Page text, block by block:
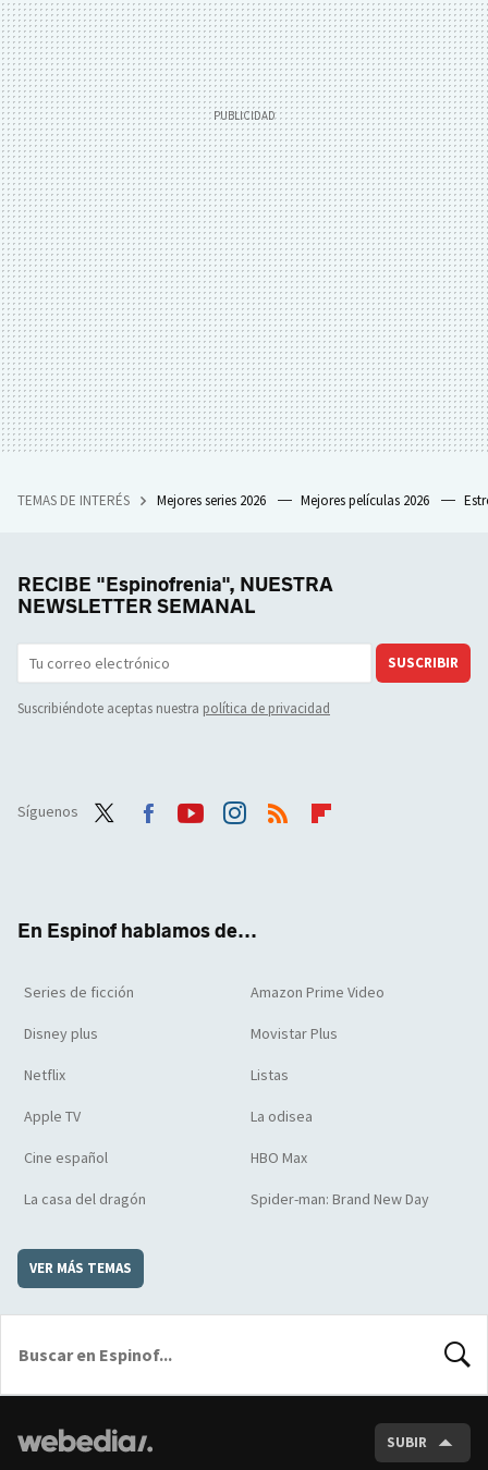
TEMAS DE INTERÉS Mejores series 2026 Mejores películas 2026
RECIBE "Espinofrenia", NUESTRA
NEWSLETTER SEMANAL
SUSCRIBIR
Suscribiéndote aceptas nuestra política de privacidad
Síguenos
En Espinof hablamos de...
Series de ficción Amazon Prime Video
Disney plus Movistar Plus
Netflix Listas
Apple TV La odisea
Cine español HBO Max
La casa del dragón Spider-man: Brand New Day
VER MÁS TEMAS
SUBIR